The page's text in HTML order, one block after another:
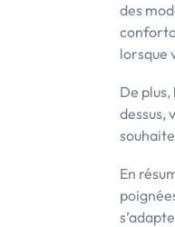
des
lorsque
De
dessus,
En